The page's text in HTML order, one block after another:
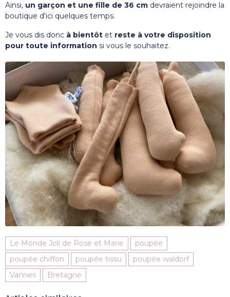
Ainsi, un garçon et une fille de 36 cm devraient rejoindre la
boutique d'ici quelques temps.
Je vous dis donc à bientôt et reste à votre disposition
pour toute information si vous le souhaitez.
Le Monde Joli de Rose et Marie
poupée
poupée chiffon
poupée tissu
poupée waldorf
Vannes
Bretagne